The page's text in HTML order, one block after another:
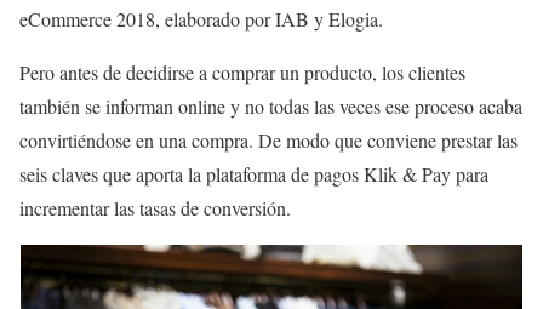
eCommerce 2018, elaborado por IAB y Elogia.
Pero antes de decidirse a comprar un producto, los clientes
también se informan online y no todas las veces ese proceso acaba
convirtiéndose en una compra. De modo que conviene prestar las
seis claves que aporta la plataforma de pagos Klik & Pay para
incrementar las tasas de conversión.